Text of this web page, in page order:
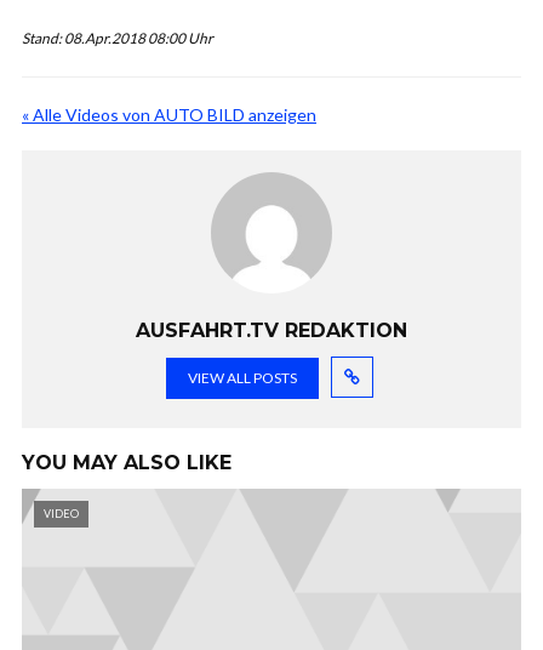
Stand: 08.Apr.2018 08:00 Uhr
« Alle Videos von AUTO BILD anzeigen
AUSFAHRT.TV REDAKTION
VIEW ALL POSTS
YOU MAY ALSO LIKE
VIDEO